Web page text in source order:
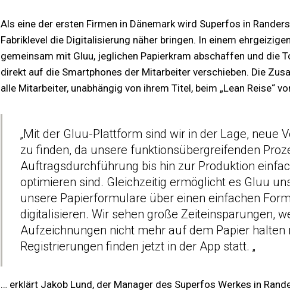
Als eine der ersten Firmen in Dänemark wird Superfos in
Fabriklevel die Digitalisierung näher bringen. In einem
gemeinsam mit Gluu, jeglichen Papierkram abschaffen und die
direkt auf die Smartphones der Mitarbeiter verschieben. Die
alle Mitarbeiter, unabhängig von ihrem Titel, beim „Lean Reise“
„Mit der Gluu-Plattform sind wir in der Lage, neue
zu finden, da unsere funktionsübergreifenden
Auftragsdurchführung bis hin zur Produktion
optimieren sind. Gleichzeitig ermöglicht es Gluu
unsere Papierformulare über einen einfachen
digitalisieren. Wir sehen große Zeiteinsparungen,
Aufzeichnungen nicht mehr auf dem Papier halten
Registrierungen finden jetzt in der App statt. „
… erklärt Jakob Lund, der Manager des Superfos Werkes in